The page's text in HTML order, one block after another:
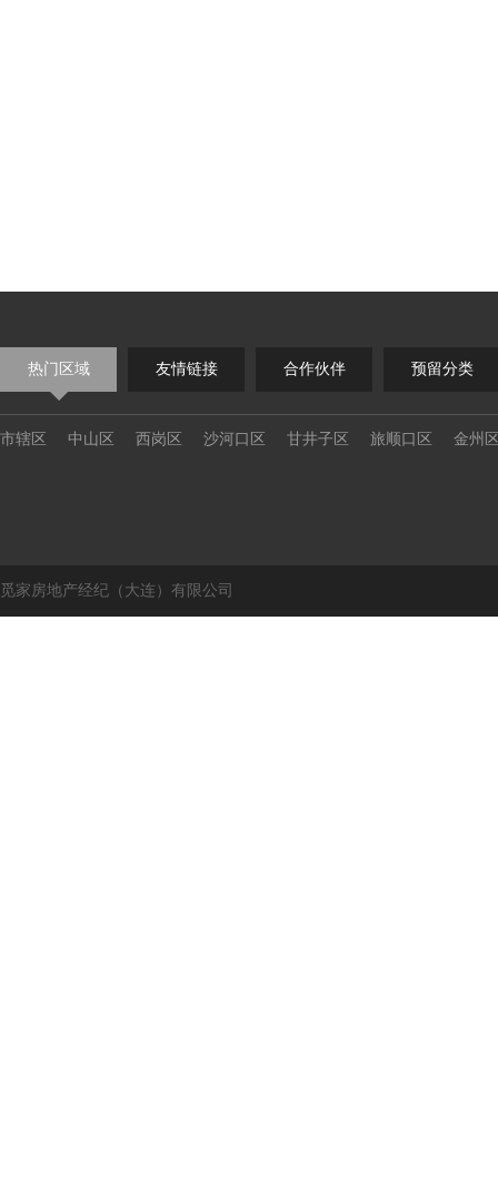
热门区域 友情链接 合作伙伴 预留分类
市辖区 中山区 西岗区 沙河口区 甘井子区 旅顺口区 金州
觅家房地产经纪（大连）有限公司